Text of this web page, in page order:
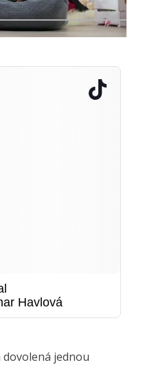
Havlová
dovolená jednou